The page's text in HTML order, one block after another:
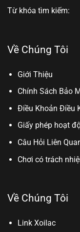
Từ khóa tìm kiếm:
Về Chúng Tôi
Giới Thiệu
Chính Sách Bảo
Điều Khoản Điều
Giấy phép hoạt
Câu Hỏi Liên
Chơi có trách
Về Chúng Tôi
Link Xoilac